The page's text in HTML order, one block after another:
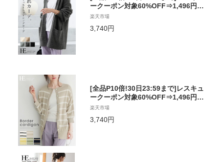
ークーポン対象60%OFF⇒1,496円優
しい肌触り。もっちりニットカーデ/
カーディガン カーデ ニット アウター
レディース 羽織り 防寒 ロング丈 ゆっ
楽天市場
3,740円
[全品P10倍!30日23:59まで]レスキュ
ークーポン対象60%OFF⇒1,496円1
枚で着回せる。2wayボーダーニット
カーデ/カーデ カーディガン ボーダー
ニット レディース トップス 羽織り 7
楽天市場
3,740円